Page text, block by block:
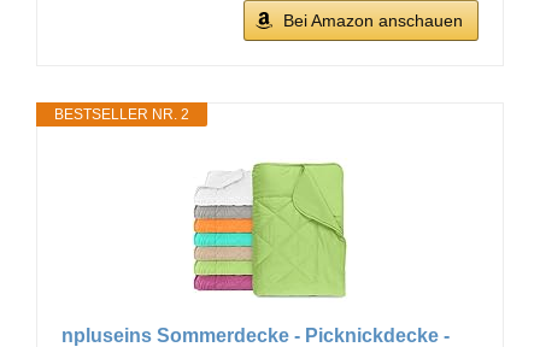
Bei Amazon anschauen
BESTSELLER NR. 2
npluseins Sommerdecke - Picknickdecke -